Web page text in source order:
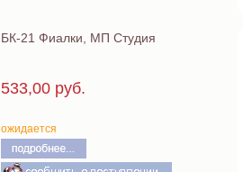
БК-21 Фиалки, МП Студия
533,00 руб.
ожидается